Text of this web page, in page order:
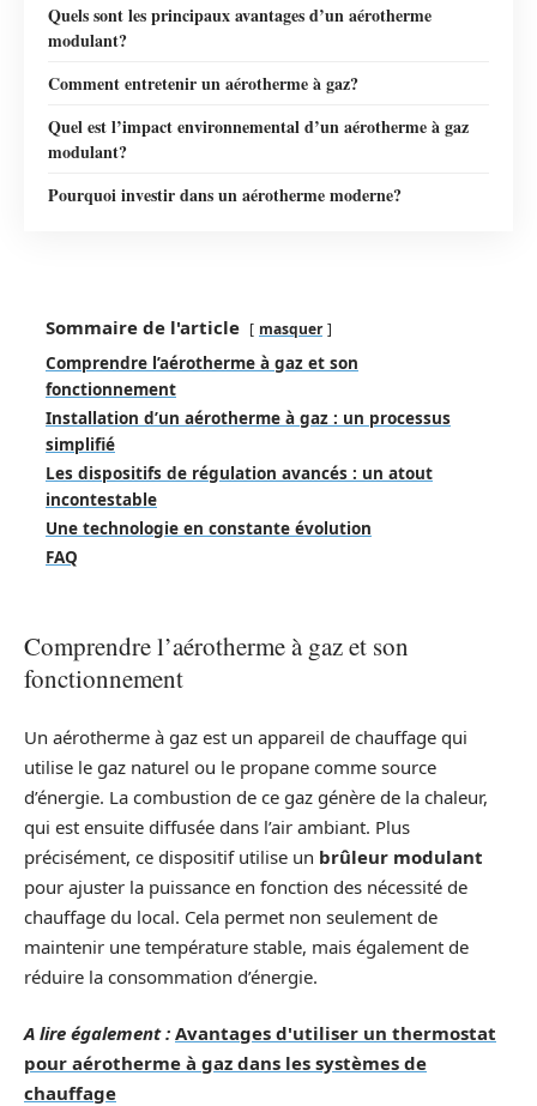
Quels sont les principaux avantages d’un aérotherme
modulant?
Comment entretenir un aérotherme à gaz?
Quel est l’impact environnemental d’un aérotherme à gaz
modulant?
Pourquoi investir dans un aérotherme moderne?
Sommaire de l'article masquer
Comprendre l’aérotherme à gaz et son
fonctionnement
Installation d’un aérotherme à gaz : un processus
simplifié
Les dispositifs de régulation avancés : un atout
incontestable
Une technologie en constante évolution
FAQ
Comprendre l’aérotherme à gaz et son
fonctionnement
Un aérotherme à gaz est un appareil de chauffage qui
utilise le gaz naturel ou le propane comme source
d’énergie. La combustion de ce gaz génère de la chaleur,
qui est ensuite diffusée dans l’air ambiant. Plus
précisément, ce dispositif utilise un brûleur modulant
pour ajuster la puissance en fonction des nécessité de
chauffage du local. Cela permet non seulement de
maintenir une température stable, mais également de
réduire la consommation d’énergie.
A lire également : Avantages d'utiliser un thermostat
pour aérotherme à gaz dans les systèmes de
chauffage